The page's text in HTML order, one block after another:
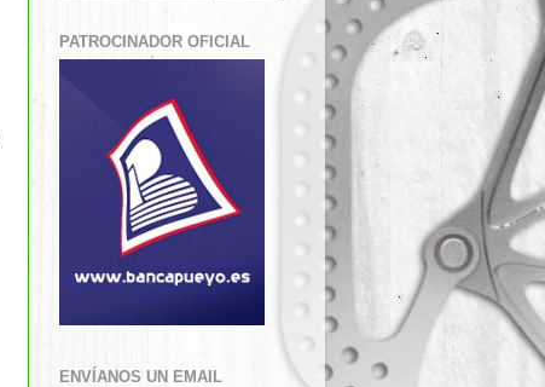
PATROCINADOR OFICIAL
ENVÍANOS UN EMAIL